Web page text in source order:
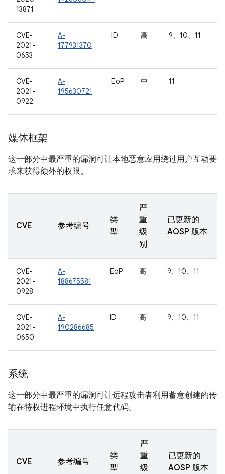
13871
CVE-
2021-
0653
A-
177931370
ID 高 9、10、11
CVE-
2021-
0922
A-
195630721
EoP 中 11
媒体框架
这一部分中最严重的漏洞可让本地恶意应用绕过用户互动要
求来获得额外的权限。
CVE 参考编号
类
型
严
重
级
别
已更新的
AOSP 版本
CVE-
2021-
0928
A-
188675581
EoP 高 9、10、11
CVE-
2021-
0650
A-
190286685
ID 高 9、10、11
系统
这一部分中最严重的漏洞可让远程攻击者利用蓄意创建的传
输在特权进程环境中执行任意代码。
CVE 参考编号
类
型
严
重
级
已更新的
AOSP 版本